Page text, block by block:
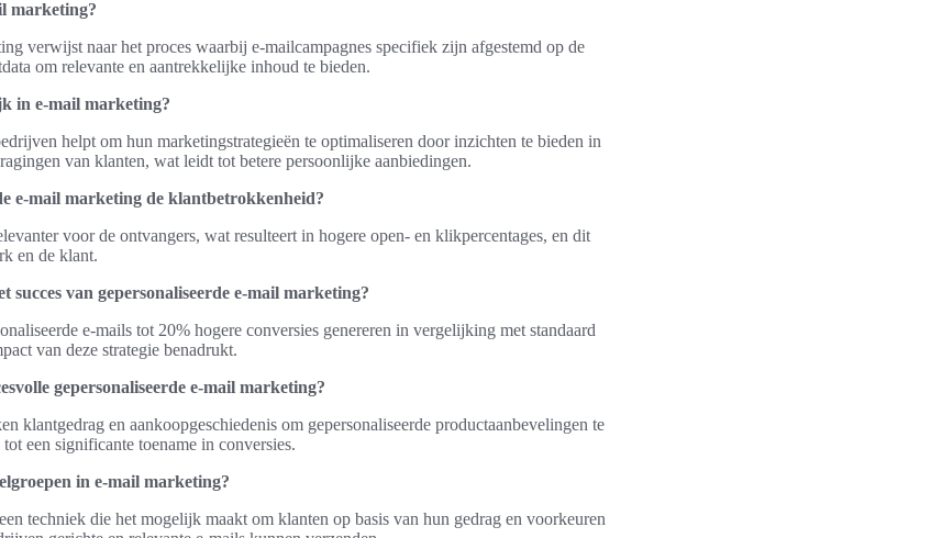
marketing?
verwijst naar het proces waarbij e-mailcampagnes specifiek zijn afgestemd op de
om relevante en aantrekkelijke inhoud te bieden.
in e-mail marketing?
helpt om hun marketingstrategieën te optimaliseren door inzichten te bieden in
van klanten, wat leidt tot betere persoonlijke aanbiedingen.
e-mail marketing de klantbetrokkenheid?
voor de ontvangers, wat resulteert in hogere open- en klikpercentages, en dit
en de klant.
succes van gepersonaliseerde e-mail marketing?
e-mails tot 20% hogere conversies genereren in vergelijking met standaard
van deze strategie benadrukt.
gepersonaliseerde e-mail marketing?
klantgedrag en aankoopgeschiedenis om gepersonaliseerde productaanbevelingen te
een significante toename in conversies.
in e-mail marketing?
techniek die het mogelijk maakt om klanten op basis van hun gedrag en voorkeuren